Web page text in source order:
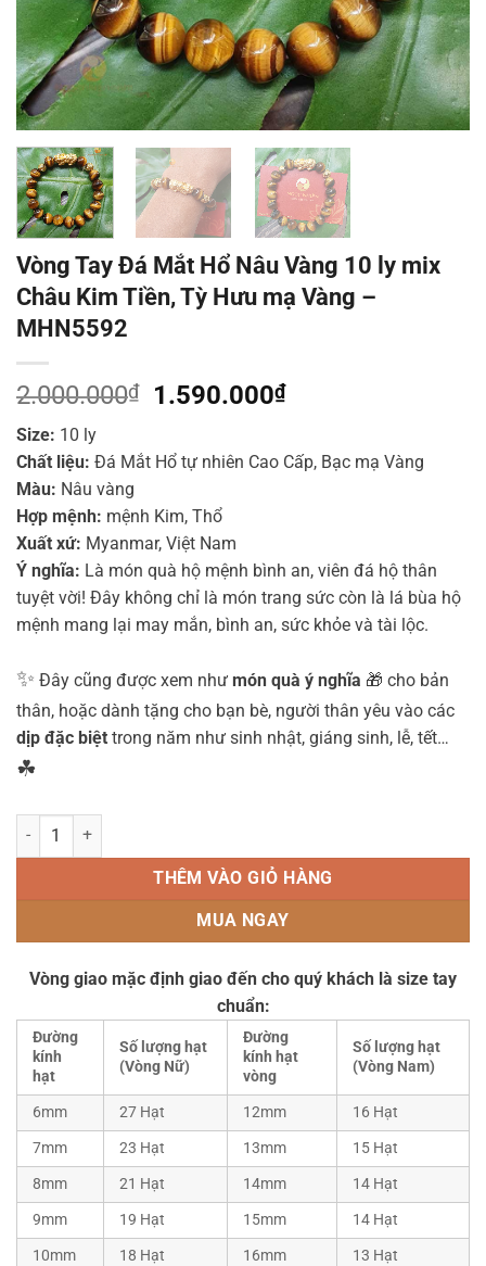
Vòng Tay Đá Mắt Hổ Nâu Vàng 10 ly mix
Châu Kim Tiền, Tỳ Hưu mạ Vàng –
MHN5592
2.000.000₫
Giá
là:
2.000.000₫.
1.590.000₫Giá
tại
là:
Size: 10 ly
Chất liệu: Đá Mắt Hổ tự nhiên Cao Cấp, Bạc mạ Vàng
Màu: Nâu vàng
Hợp mệnh: mệnh Kim, Thổ
Xuất xứ: Myanmar, Việt Nam
Ý nghĩa: Là món quà hộ mệnh bình an, viên đá hộ thân
tuyệt vời! Đây không chỉ là món trang sức còn là lá bùa hộ
mệnh mang lại may mắn, bình an, sức khỏe và tài lộc.
✨ Đây cũng được xem như món quà ý nghĩa 🎁 cho bản
thân, hoặc dành tặng cho bạn bè, người thân yêu vào các
dịp đặc biệt trong năm như sinh nhật, giáng sinh, lễ, tết…
☘
Vòng Tay Đá Mắt Hổ Nâu Vàng 10 ly mix Châu Kim Tiền, Tỳ Hưu mạ
THÊM VÀO GIỎ HÀNG
MUA NGAY
Vòng giao mặc định giao đến cho quý khách là size tay
chuẩn:
Đường
kính
hạt
Số lượng hạt
(Vòng Nữ)
Đường
kính hạt
vòng
Số lượng hạt
(Vòng Nam)
6mm 27 Hạt 12mm
16 Hạt
7mm
23 Hạt 13mm
15 Hạt
8mm
21 Hạt 14mm
14 Hạt
9mm
19 Hạt 15mm
14 Hạt
10mm
18 Hạt 16mm 13 Hạt